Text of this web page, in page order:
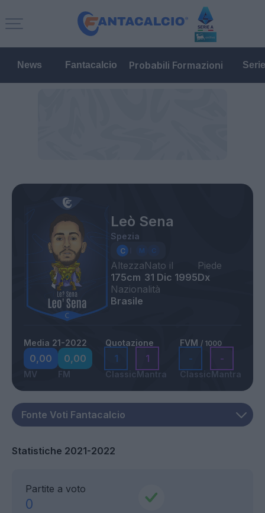
News Fantacalcio Probabili Formazioni
Leò Sena
Spezia
Altezza
175cm
Nato il
31 Dic 1995
Piede
Dx
Nazionalità
Brasile
Media 21-2022
0,00
MV
0,00
FM
Quotazione
1
Classic
1
Mantra
FVM / 1000
-
Classic
-
Mantra
Statistiche 2021-2022
Partite a voto
0